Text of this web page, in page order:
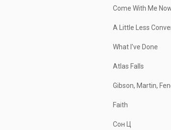
Come With Me
A Little Less
What I've Done
Atlas Falls
Gibson, Martin,
Faith
Сон Ц